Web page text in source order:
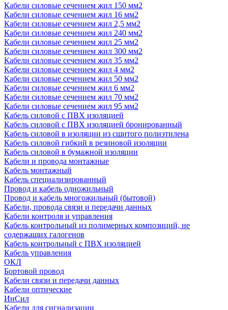
Кабели силовые сечением жил 150 мм2
Кабели силовые сечением жил 16 мм2
Кабели силовые сечением жил 2,5 мм2
Кабели силовые сечением жил 240 мм2
Кабели силовые сечением жил 25 мм2
Кабели силовые сечением жил 300 мм2
Кабели силовые сечением жил 35 мм2
Кабели силовые сечением жил 4 мм2
Кабели силовые сечением жил 50 мм2
Кабели силовые сечением жил 6 мм2
Кабели силовые сечением жил 70 мм2
Кабели силовые сечением жил 95 мм2
Кабель силовой с ПВХ изоляцией
Кабель силовой с ПВХ изоляцией бронированный
Кабель силовой в изоляции из сшитого полиэтилена
Кабель силовой гибкий в резиновой изоляции
Кабель силовой в бумажной изоляции
Кабели и провода монтажные
Кабель монтажный
Кабель специализированный
Провод и кабель одножильный
Провод и кабель многожильный (бытовой)
Кабели, провода связи и передачи данных
Кабели контроля и управления
Кабель контрольный из полимерных композиций, не
содержащих галогенов
Кабель контрольный с ПВХ изоляцией
Кабель управления
ОКЛ
Бортовой провод
Кабели связи и передачи данных
Кабели оптические
ИнСил
Кабели для сигнализации